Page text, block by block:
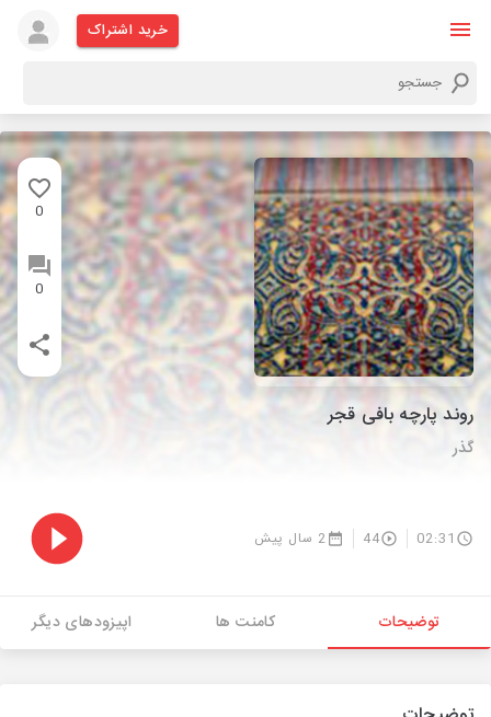
خرید اشتراک
0
0
روند پارچه بافی قجر
گذر
02:31
44 2 سال پیش
توضیحات کامنت ها اپیزودهای دیگر